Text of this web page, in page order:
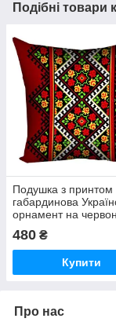
Подібні товари
Подушка з принтом
габардинова
орнамент на
480 ₴
Купити
Про нас